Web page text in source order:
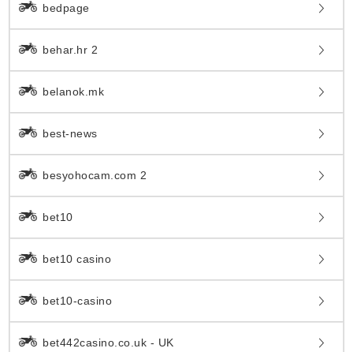
bedpage
behar.hr 2
belanok.mk
best-news
besyohocam.com 2
bet10
bet10 casino
bet10-casino
bet442casino.co.uk - UK